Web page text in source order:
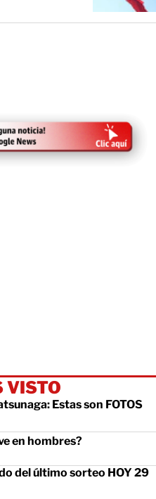
VISTO
Estas son FOTOS
en hombres?
del último sorteo HOY 29